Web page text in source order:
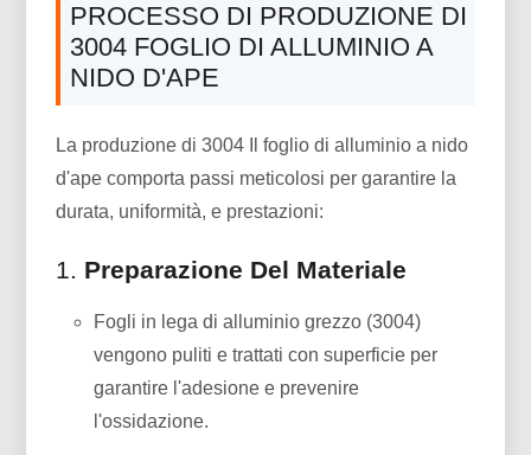
PROCESSO DI PRODUZIONE DI
3004 FOGLIO DI ALLUMINIO A
NIDO D'APE
La produzione di 3004 Il foglio di alluminio a nido
d'ape comporta passi meticolosi per garantire la
durata, uniformità, e prestazioni:
1. Preparazione Del Materiale
Fogli in lega di alluminio grezzo (3004)
vengono puliti e trattati con superficie per
garantire l'adesione e prevenire
l'ossidazione.